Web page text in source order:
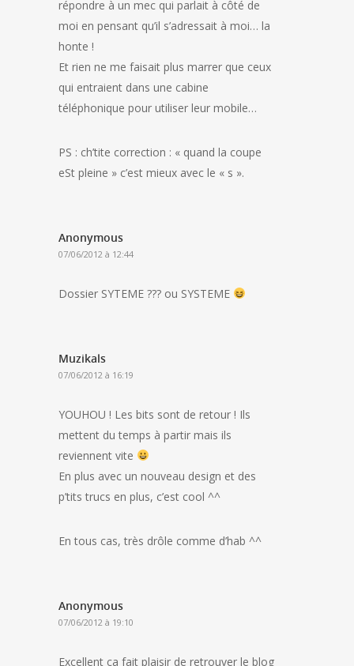
répondre à un mec qui parlait à côté de
moi en pensant qu’il s’adressait à moi… la
honte !
Et rien ne me faisait plus marrer que ceux
qui entraient dans une cabine
téléphonique pour utiliser leur mobile…
PS : ch’tite correction : « quand la coupe
eSt pleine » c’est mieux avec le « s ».
Anonymous
07/06/2012 à 12:44
Dossier SYTEME ??? ou SYSTEME
Muzikals
07/06/2012 à 16:19
YOUHOU ! Les bits sont de retour ! Ils
mettent du temps à partir mais ils
reviennent vite
En plus avec un nouveau design et des
p’tits trucs en plus, c’est cool ^^
En tous cas, très drôle comme d’hab ^^
Anonymous
07/06/2012 à 19:10
Excellent ca fait plaisir de retrouver le blog